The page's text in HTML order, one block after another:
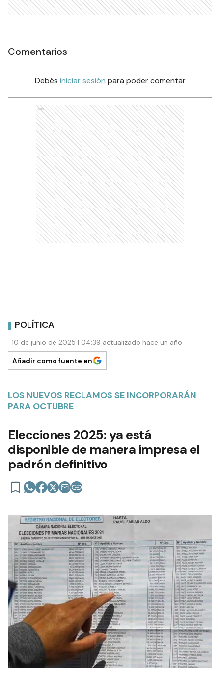
Comentarios
Debés iniciar sesión para poder comentar
Ads
POLÍTICA
10 de junio de 2025 | 04:39 actualizado hace un año
Añadir como fuente en
LOS NUEVOS RECLAMOS SE INCORPORARÁN
PARA OCTUBRE
Elecciones 2025: ya está
disponible de manera impresa el
padrón definitivo